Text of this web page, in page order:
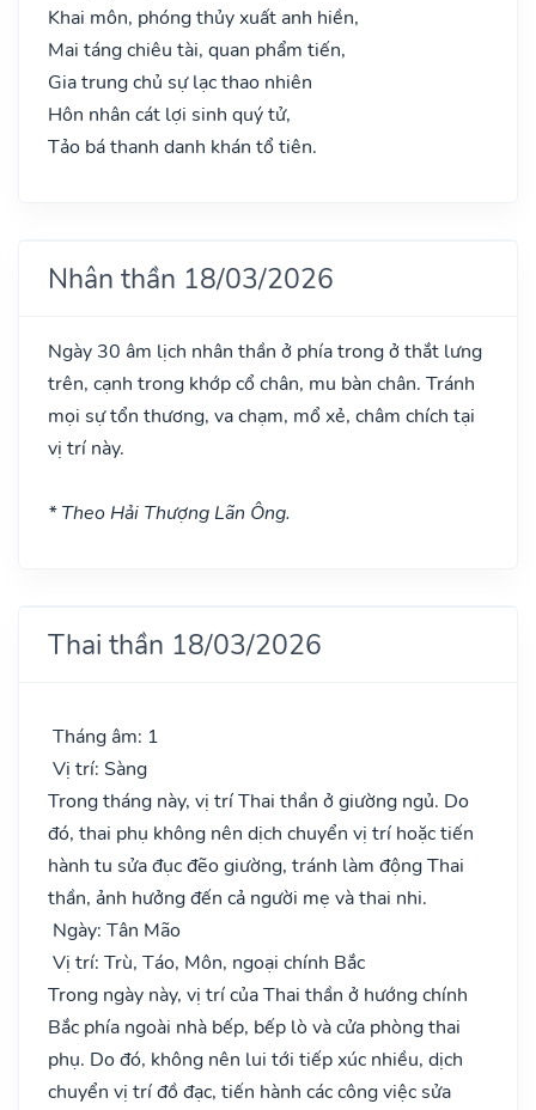
Khai môn, phóng thủy xuất anh hiền,
Mai táng chiêu tài, quan phẩm tiến,
Gia trung chủ sự lạc thao nhiên
Hôn nhân cát lợi sinh quý tử,
Tảo bá thanh danh khán tổ tiên.
Nhân thần 18/03/2026
Ngày 30 âm lịch nhân thần ở phía trong ở thắt lưng
trên, cạnh trong khớp cổ chân, mu bàn chân. Tránh
mọi sự tổn thương, va chạm, mổ xẻ, châm chích tại
vị trí này.
* Theo Hải Thượng Lãn Ông.
Thai thần 18/03/2026
Tháng âm: 1
Vị trí: Sàng
Trong tháng này, vị trí Thai thần ở giường ngủ. Do
đó, thai phụ không nên dịch chuyển vị trí hoặc tiến
hành tu sửa đục đẽo giường, tránh làm động Thai
thần, ảnh hưởng đến cả người mẹ và thai nhi.
Ngày: Tân Mão
Vị trí: Trù, Táo, Môn, ngoại chính Bắc
Trong ngày này, vị trí của Thai thần ở hướng chính
Bắc phía ngoài nhà bếp, bếp lò và cửa phòng thai
phụ. Do đó, không nên lui tới tiếp xúc nhiều, dịch
chuyển vị trí đồ đạc, tiến hành các công việc sửa